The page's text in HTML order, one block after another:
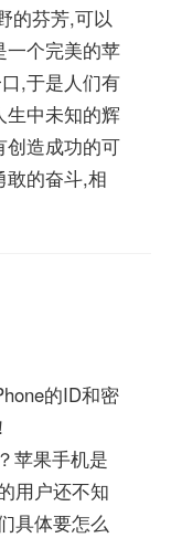
的芬芳,可以
一个完美的苹
,于是人们有
生中未知的辉
创造成功的可
敢的奋斗,相
的ID和密
苹果手机是
用户还不知
具体要怎么